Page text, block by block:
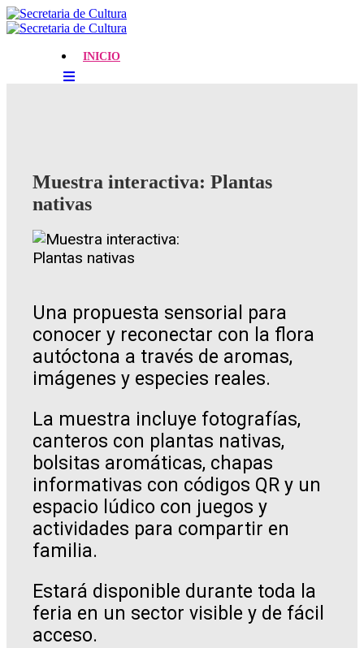
INICIO
Muestra interactiva: Plantas
nativas
Una propuesta sensorial para
conocer y reconectar con la flora
autóctona a través de aromas,
imágenes y especies reales.
La muestra incluye fotografías,
canteros con plantas nativas,
bolsitas aromáticas, chapas
informativas con códigos QR y un
espacio lúdico con juegos y
actividades para compartir en
familia.
Estará disponible durante toda la
feria en un sector visible y de fácil
acceso.